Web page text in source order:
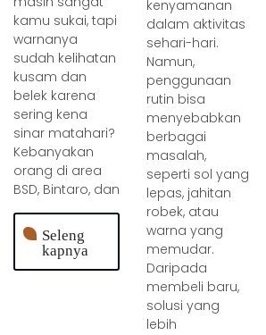
kamu sukai, tapi
warnanya
sudah kelihatan
kusam dan
belek karena
sering kena
sinar matahari?
Kebanyakan
orang di area
BSD, Bintaro, dan
Seleng
kapnya
kenyamanan
dalam aktivitas
sehari-hari.
Namun,
penggunaan
rutin bisa
menyebabkan
berbagai
masalah,
seperti sol yang
lepas, jahitan
robek, atau
warna yang
memudar.
Daripada
membeli baru,
solusi yang
lebih